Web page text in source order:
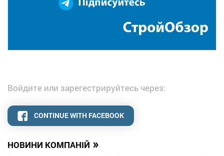
НОВИНИ КОМПАНІЙ »
Войдите или зарегестрируйтесь через:
CONTINUE WITH FACEBOOK